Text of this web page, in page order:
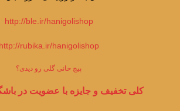
http://ble.ir/hanigolishop
http://rubika.ir/hanigolishop
پیج حانی گلی رو دیدی؟
کلی تخفیف و جایزه با عضویت در